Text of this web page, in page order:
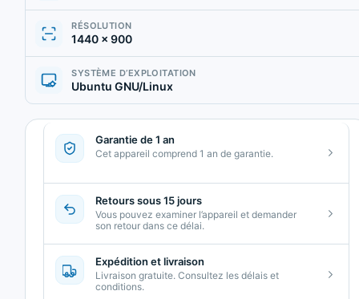
RÉSOLUTION
1440 × 900
SYSTÈME D’EXPLOITATION
Ubuntu GNU/Linux
Garantie de 1 an
Cet appareil comprend 1 an de garantie.
Retours sous 15 jours
Vous pouvez examiner l’appareil et demander
son retour dans ce délai.
Expédition et livraison
Livraison gratuite. Consultez les délais et
conditions.